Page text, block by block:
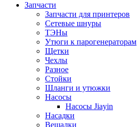
Запчасти
Запчасти для принтеров
Сетевые шнуры
ТЭНы
Утюги к парогенераторам
Щетки
Чехлы
Разное
Стойки
Шланги и утюжки
Насосы
Насосы Jiayin
Насадки
Вешалки